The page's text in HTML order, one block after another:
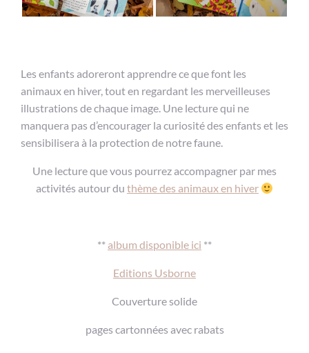
Les enfants adoreront apprendre ce que font les
animaux en hiver, tout en regardant les merveilleuses
illustrations de chaque image. Une lecture qui ne
manquera pas d’encourager la curiosité des enfants et les
sensibilisera à la protection de notre faune.
Une lecture que vous pourrez accompagner par mes
activités autour du thème des animaux en hiver
** album disponible ici **
Editions Usborne
Couverture solide
pages cartonnées avec rabats